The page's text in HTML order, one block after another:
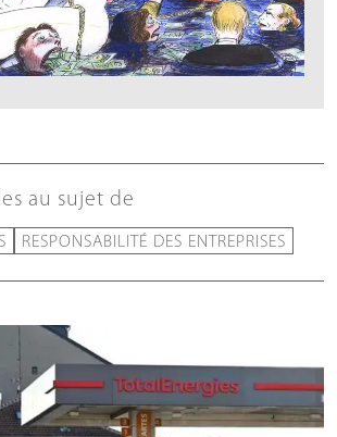
au sujet de
RESPONSABILITÉ DES ENTREPRISES